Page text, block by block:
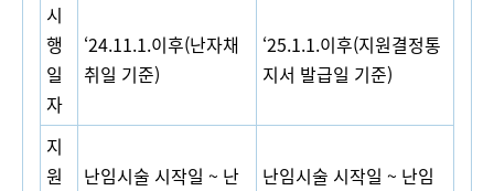
시
행
일
자
‘24.11.1.이후(난자채
취일 기준)
‘25.1.1.이후(지원결정통
지서 발급일 기준)
지
원
난임시술 시작일 ~ 난
난임시술 시작일 ~ 난임